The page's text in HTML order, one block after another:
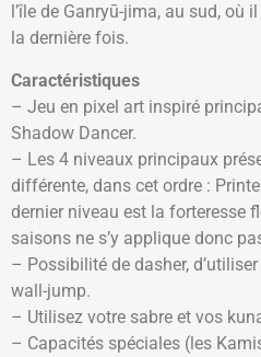
l’île de Ganryū-jima, au sud,
la dernière fois.
Caractéristiques
– Jeu en pixel art inspiré
Shadow Dancer.
– Les 4 niveaux principaux
différente, dans cet ordre :
dernier niveau est la forteresse
saisons ne s’y applique donc
– Possibilité de dasher,
wall-jump.
– Utilisez votre sabre et vos
– Capacités spéciales (les